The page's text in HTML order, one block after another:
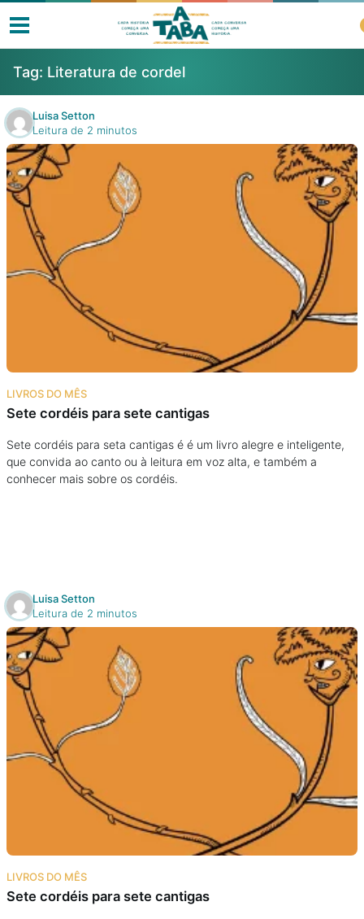
Livros
Resenhas
Clube de Leitores
Listas
Na escola
Na família
Colunas
Cursos On line
E-Books
Eventos
Podcast
Tag: Literatura de cordel
Luisa Setton
Leitura de 2 minutos
LIVROS DO MÊS
Sete cordéis para sete cantigas
Sete cordéis para seta cantigas é é um livro alegre e inteligente,
que convida ao canto ou à leitura em voz alta, e também a
conhecer mais sobre os cordéis.
Luisa Setton
Leitura de 2 minutos
LIVROS DO MÊS
Sete cordéis para sete cantigas